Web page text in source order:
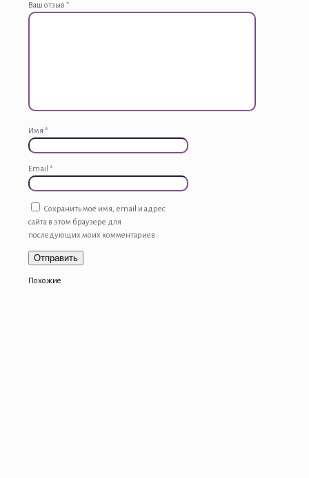
Ваш отзыв *
Имя *
Email *
Сохранить моё имя, email и адрес
сайта в этом браузере для
последующих моих комментариев.
Похожие